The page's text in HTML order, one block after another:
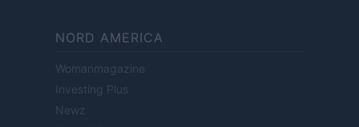
NORD AMERICA
Womanmagazine
Investing Plus
Newz